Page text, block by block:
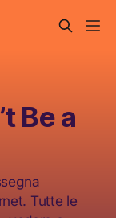
Be a
Tutte le